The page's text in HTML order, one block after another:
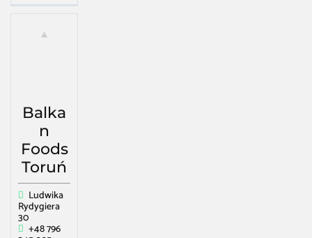
Balka
n
Foods
Toruń
Ludwika
Rydygiera
30
+48 796